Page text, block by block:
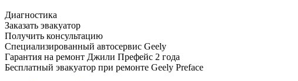
Диагностика
Заказать эвакуатор
Получить консультацию
Специализированный автосервис Geely
Гарантия на ремонт Джили Префейс 2 года
Бесплатный эвакуатор при ремонте Geely Preface